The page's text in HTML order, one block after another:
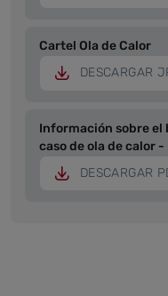
Cartel Ola de Calor
DESCARGAR
Información sobre el
caso de ola de calor
DESCARGAR